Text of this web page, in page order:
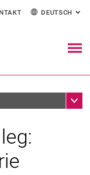
direkt zu: Inhalt
direkt zu: Suche
direkt zu:
Link in einem
Öffentlichkeit
suchen
DEUTSCH :